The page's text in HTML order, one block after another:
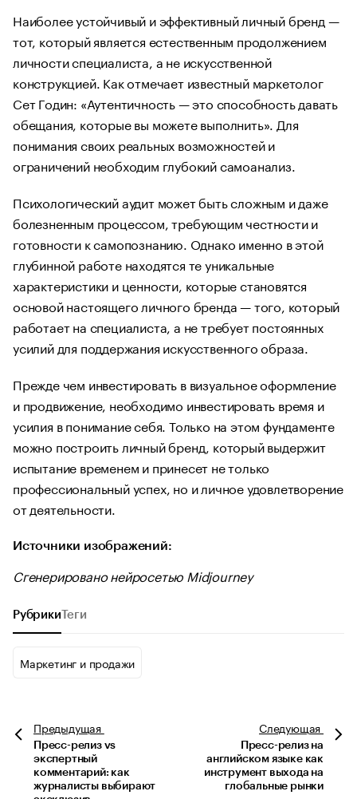
Наиболее устойчивый и эффективный личный бренд —
тот, который является естественным продолжением
личности специалиста, а не искусственной
конструкцией. Как отмечает известный маркетолог
Сет Годин: «Аутентичность — это способность давать
обещания, которые вы можете выполнить». Для
понимания своих реальных возможностей и
ограничений необходим глубокий самоанализ.
Психологический аудит может быть сложным и даже
болезненным процессом, требующим честности и
готовности к самопознанию. Однако именно в этой
глубинной работе находятся те уникальные
характеристики и ценности, которые становятся
основой настоящего личного бренда — того, который
работает на специалиста, а не требует постоянных
усилий для поддержания искусственного образа.
Прежде чем инвестировать в визуальное оформление
и продвижение, необходимо инвестировать время и
усилия в понимание себя. Только на этом фундаменте
можно построить личный бренд, который выдержит
испытание временем и принесет не только
профессиональный успех, но и личное удовлетворение
от деятельности.
Источники изображений:
Сгенерировано нейросетью Midjourney
Рубрики Теги
Маркетинг и продажи
Предыдущая
Пресс-релиз vs
экспертный
комментарий: как
журналисты выбирают
Следующая
Пресс-релиз на
английском языке как
инструмент выхода на
глобальные рынки